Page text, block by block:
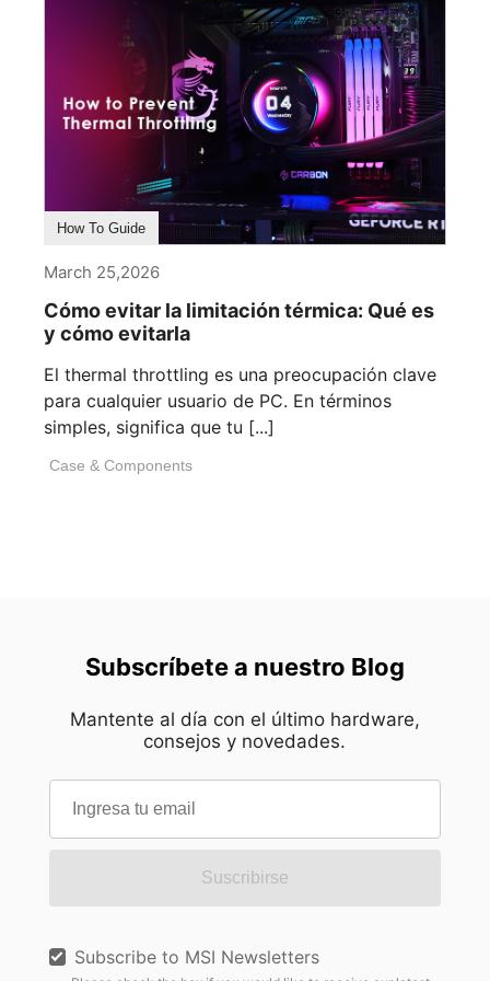
How To Guide
March 25,2026
Cómo evitar la limitación térmica: Qué es
y cómo evitarla
El thermal throttling es una preocupación clave
para cualquier usuario de PC. En términos
simples, significa que tu [...]
Case & Components
Subscríbete a nuestro Blog
Mantente al día con el último hardware,
consejos y novedades.
Suscribirse
Subscribe to MSI Newsletters